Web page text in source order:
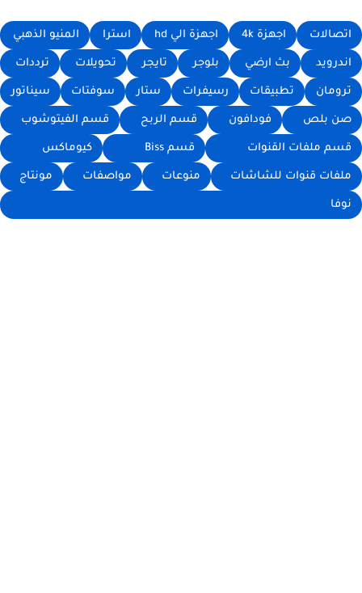
اتصالات اجهزة 4k اجهزة الي hd استرا المنيو الذهبي
اندرويد بث ارضي بلوجر تايجر تحويلات ترددات
ترومان تطبيقات رسيفرات ستار سوفتات سيناتور
صن بلص فودافون قسم الربح قسم الفيتوشوب
قسم ملفات القنوات قسم Biss كيوماكس
ملفات قنوات للشاشات منوعات مواصفات مونتاج
نوفا